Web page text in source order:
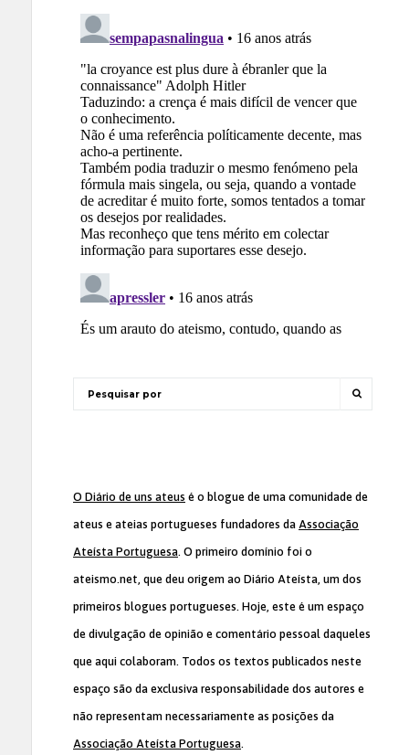
O Diário de uns ateus é o blogue de uma comunidade de
ateus e ateias portugueses fundadores da Associação
Ateísta Portuguesa. O primeiro domínio foi o
ateismo.net, que deu origem ao Diário Ateísta, um dos
primeiros blogues portugueses. Hoje, este é um espaço
de divulgação de opinião e comentário pessoal daqueles
que aqui colaboram. Todos os textos publicados neste
espaço são da exclusiva responsabilidade dos autores e
não representam necessariamente as posições da
Associação Ateísta Portuguesa.